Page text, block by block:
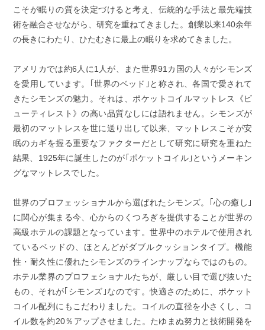
こそが眠りの質を決定づけると考え、伝統的な手法と最先端技
術を融合させながら、研究を重ねてきました。創業以来140余年
の長きにわたり、ひたむきに最上の眠りを求めてきました。
アメリカでは約6人に1人が、また世界91カ国の人々がシモンズ
を愛用しています。｢世界のベッド｣と称され、各国で愛されて
きたシモンズの魅力。それは、ポケットコイルマットレス《ビ
ューティレスト》の高い品質なしには語れません。シモンズが
最初のマットレスを世に送り出して以来、マットレスこそが安
眠のカギを握る重要なファクターだとして研究に研究を重ねた
結果、1925年に誕生したのが｢ポケットコイル｣というメーキン
グなマットレスでした。
世界のプロフェッショナルから選ばれたシモンズ。｢心の癒し｣
に関心が集まる今、心からのくつろぎを提供することが世界の
高級ホテルの課題となっています。世界中のホテルで使用され
ているベッドの、ほとんどがダブルクッションタイプ。機能
性・耐久性に優れたシモンズのラインナップならではのもの。
ホテル業界のプロフェショナルたちが、厳しい目で選び抜いた
もの、それが｢シモンズ｣なのです。快適さのために、ポケット
コイル配列にもこだわりました。コイルの直径を小さくし、コ
イル数を約20％アップさせました。たゆまぬ努力と技術開発を